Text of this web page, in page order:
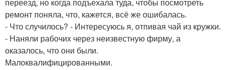
переезд, но когда подъехала туда, чтобы посмотреть
ремонт поняла, что, кажется, всё же ошибалась.
- Что случилось? - Интересуюсь я, отпивая чай из кружки.
- Наняли рабочих через неизвестную фирму, а
оказалось, что они были.
Малоквалифицированными.